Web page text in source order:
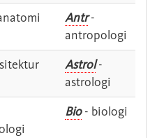
Antr-
antropologi
Astrol-
astrologi
Bio- biologi